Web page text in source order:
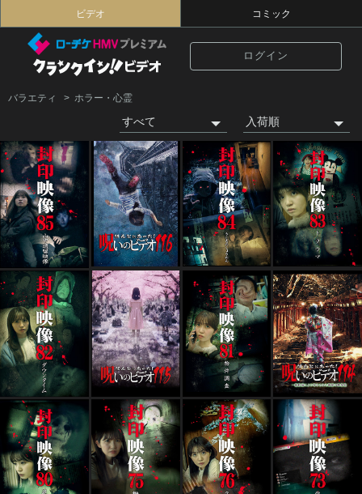
ビデオ コミック
ログイン
バラエティ ホラー・心霊